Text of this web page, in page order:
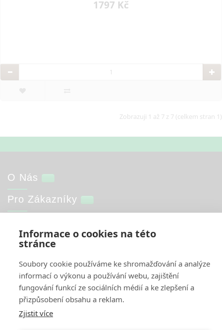
Informace o cookies na této
stránce
Soubory cookie používáme ke shromažďování a analýze
informací o výkonu a používání webu, zajištění
fungování funkcí ze sociálních médií a ke zlepšení a
přizpůsobení obsahu a reklam.
Zjistit více
1797 Kč
Zobrazuji 1 až 7 z 7 (celkem stran 1)
O Nás
Pro Zákazníky
Můj Účet
Web byNetGate.cz
Interkontakt.store © 2026